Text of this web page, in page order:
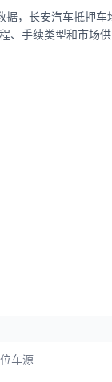
，长安汽车抵押
手续类型和市场供
车源